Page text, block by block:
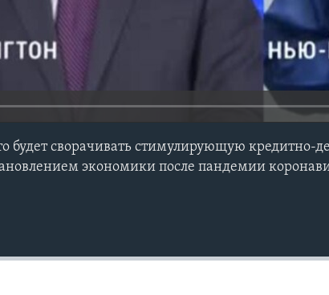
будет сворачивать стимулирующую кредитно-
экономики после пандемии